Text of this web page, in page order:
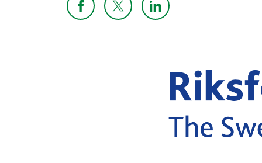
Dela sidan på Facebook
Dela sidan på XDela sidan på